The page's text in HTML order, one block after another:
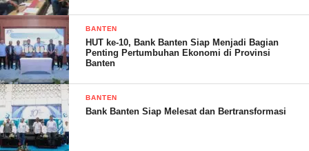
Berusia paling rendah 17 tahun.
Setia kepada Pancasila sebagai dasar Negara, Undang-Undang
Dasar Negara Republik Indonesia Tahun 1945, Negara
Kesatuan Republik Indonesia, Bhinneka Tungga Ika, dan cita-
cita Proklamasi 17 Agustus 1945.
Mempunyai integritas, pribadi yang kuat, jujur dan adil.
BANTEN
HUT ke-10, Bank Banten Siap Menjadi Bagian
Penting Pertumbuhan Ekonomi di Provinsi
Banten
BANTEN
Bank Banten Siap Melesat dan Bertransformasi